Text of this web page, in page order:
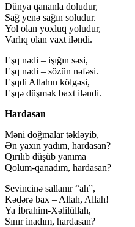
Dünya qananla doludur,
Sağ yenə sağın soludur.
Yol olan yoxluq yoludur,
Varlıq olan vaxt iləndi.
Eşq nədi – işığın səsi,
Eşq nədi – sözün nəfəsi.
Eşqdi Allahın kölgəsi,
Eşqə düşmək baxt iləndi.
Hardasan
Məni doğmalar təkləyib,
Ən yaxın yadım, hardasan?
Qırılıb düşüb yanıma
Qolum-qanadım, hardasan?
Sevincinə sallanır “ah”,
Kədərə bax – Allah, Allah!
Ya İbrahim-Xəlilüllah,
Sınır inadım, hardasan?